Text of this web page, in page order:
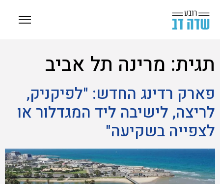
תגית: מרינה תל אביב
פארק רדינג החדש: "לפיקניק,
לריצה, לישיבה ליד המגדלור או
לצפייה בשקיעה"